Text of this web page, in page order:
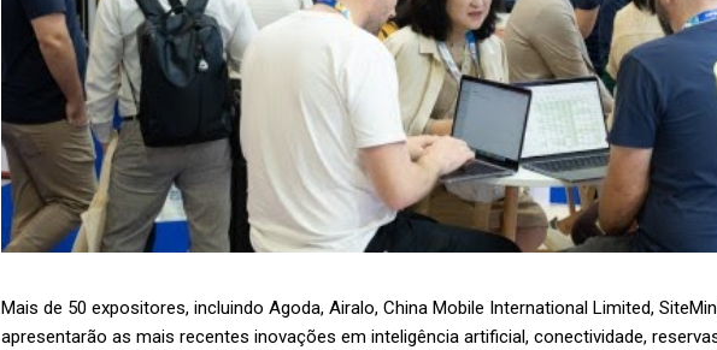
Mais de 50 expositores, incluindo Agoda, Airalo, China Mobile International Limited,
apresentarão as mais recentes inovações em inteligência artificial, conectividade,